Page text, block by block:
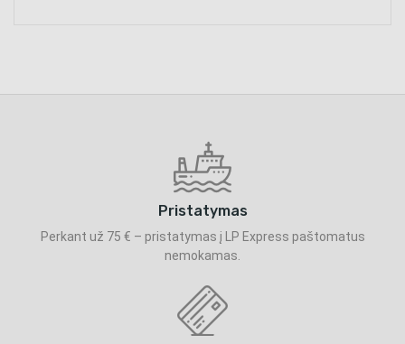
Pristatymas
Perkant už 75 € – pristatymas į LP Express paštomatus
nemokamas.